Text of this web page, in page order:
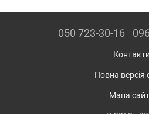
050 723-30-16
Контакти
Повна версія
Мапа